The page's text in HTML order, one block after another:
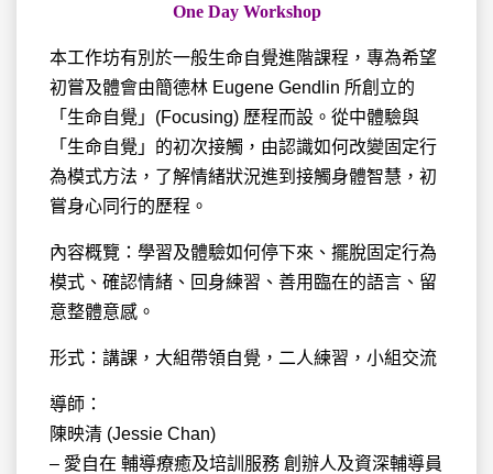
One Day Workshop
本工作坊有別於一般生命自覺進階課程，專為希望
初嘗及體會由簡德林 Eugene Gendlin 所創立的
「生命自覺」(Focusing) 歷程而設。從中體驗與
「生命自覺」的初次接觸，由認識如何改變固定行
為模式方法，了解情緒狀況進到接觸身體智慧，初
嘗身心同行的歷程。
內容概覽：學習及體驗如何停下來、擺脫固定行為
模式、確認情緒、回身練習、善用臨在的語言、留
意整體意感。
形式：講課，大組帶領自覺，二人練習，小組交流
導師：
陳映清 (Jessie Chan)
– 愛自在 輔導療癒及培訓服務 創辦人及資深輔導員